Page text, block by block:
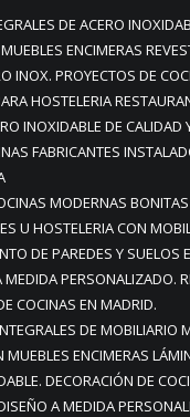
DE ACERO
ENCIMERAS
INOX. PROYECTOS DE
HOSTELERIA
INOXIDABLE DE CALIDAD
FABRICANTES
MODERNAS
U HOSTELERIA CON
DE PAREDES Y SUELOS
MEDIDA PERSONALIZADO.
COCINAS EN MADRID.
DE MOBILIARIO
MUEBLES ENCIMERAS
DECORACIÓN DE
A MEDIDA